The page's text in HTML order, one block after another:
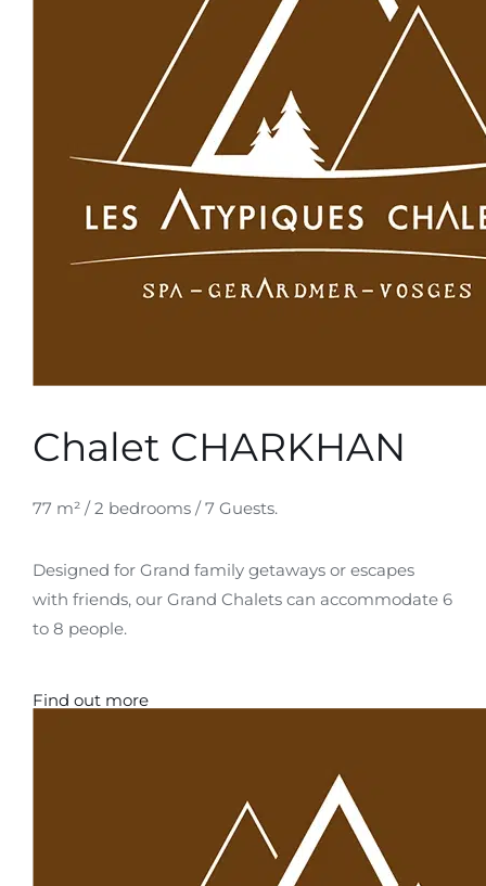
Chalet CHARKHAN
77 m² / 2 bedrooms / 7 Guests.
Designed for Grand family getaways or escapes
with friends, our Grand Chalets can accommodate 6
to 8 people.
Find out more